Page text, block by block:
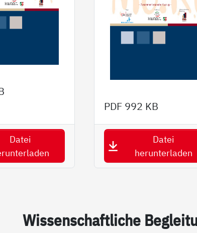
Datei
PDF 992 KB
Datei
herunterladen
Wis­sen­schaft­li­che